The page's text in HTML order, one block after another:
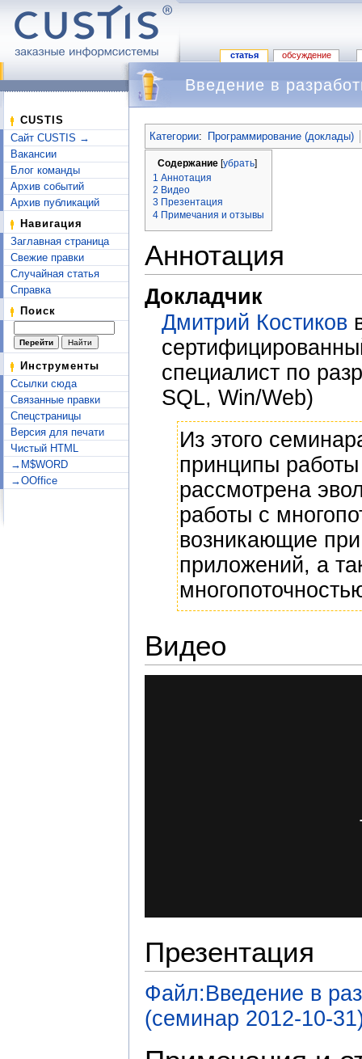
статья обсуждение
CUSTIS
Сайт CUSTIS →
Вакансии
Блог команды
Архив событий
Архив публикаций
Навигация
Заглавная страница
Свежие правки
Случайная статья
Справка
Поиск
Инструменты
Ссылки сюда
Связанные правки
Спецстраницы
Версия для печати
Чистый HTML
→M$WORD
→OOffice
Введение в
Категории: Программирование (доклады)
Содержание [убрать]
1 Аннотация
2 Видео
3 Презентация
4 Примечания и отзывы
Аннотация
Докладчик
Дмитрий Костиков
специалист по
SQL, Win/Web)
Из этого
принципы
рассмотрена
работы с
возникающие при
приложений, а
Видео
Презентация
Файл:Введение в
(семинар 2012-10-